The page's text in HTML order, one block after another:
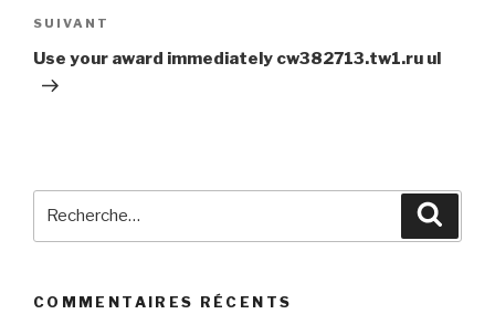
Article
suivant
SUIVANT
Use your award immediately cw382713.tw1.ru uI
COMMENTAIRES RÉCENTS